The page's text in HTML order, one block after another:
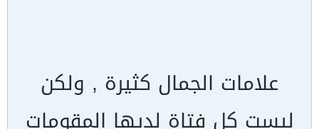
علامات الجمال كثيرة , ولكن
ليست كل فتاة لديها المقومات